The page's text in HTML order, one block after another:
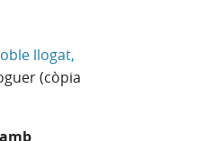
llogat,
(còpia